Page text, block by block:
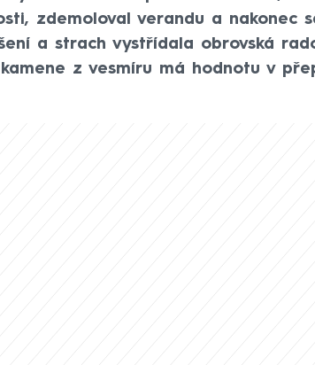
zdemoloval verandu a nakonec
a strach vystřídala obrovská
z vesmíru má hodnotu v